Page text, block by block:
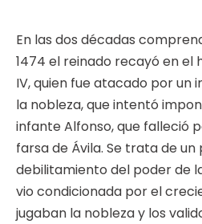
En las dos décadas
1474 el reinado recayó en el
IV, quien fue atacado por
la nobleza, que intentó
infante Alfonso, que falleció
farsa de Ávila. Se trata de
debilitamiento del poder de
vio condicionada por el
jugaban la nobleza y los